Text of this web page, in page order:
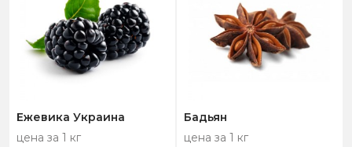
Ежевика Украина
цена за 1 кг
Бадьян
цена за 1 кг